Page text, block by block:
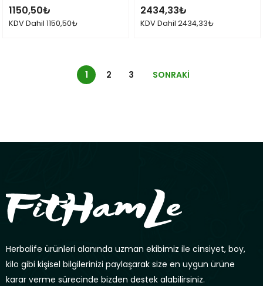
5
üzerinden
0
oy
1150,50₺
KDV Dahil 1150,50₺
5
üzerinden
0
oy
2434,33₺
KDV Dahil 2434,33₺
1 2 3 SONRAKI
Herbalife ürünleri alanında uzman ekibimiz ile cinsiyet, boy,
kilo gibi kişisel bilgilerinizi paylaşarak size en uygun ürüne
karar verme sürecinde bizden destek alabilirsiniz.